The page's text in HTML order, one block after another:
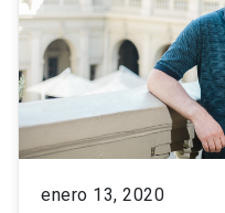
enero 13, 2020